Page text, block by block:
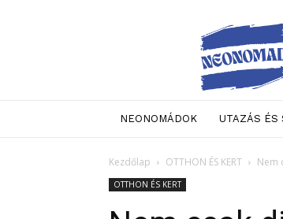
Neo
Nomad
NEONOMÁDOK UTAZÁS ÉS
Kezdőlap OTTHON ÉS KERT Nem
OTTHON ÉS KERT